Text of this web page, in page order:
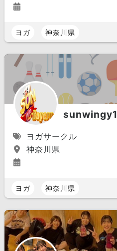
ヨガ 神奈川県
sunwingy1
ヨガサークル
神奈川県
ヨガ 神奈川県